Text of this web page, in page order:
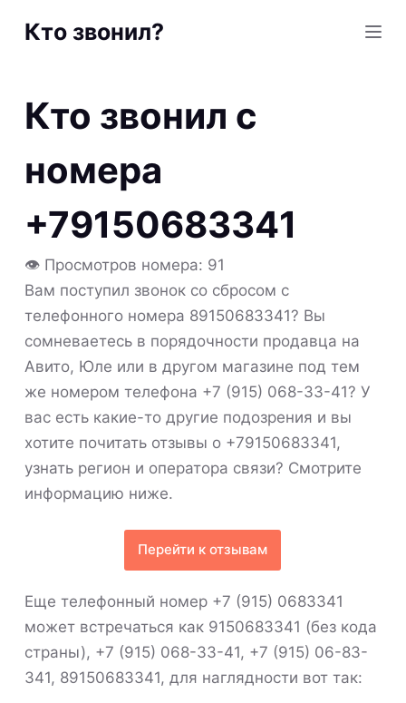
S
p
n
Кто звонил?
Кто звонил с
номера
+79150683341
👁 Просмотров номера: 91
Вам поступил звонок со сбросом с
телефонного номера 89150683341? Вы
сомневаетесь в порядочности продавца на
Авито, Юле или в другом магазине под тем
же номером телефона +7 (915) 068-33-41? У
вас есть какие-то другие подозрения и вы
хотите почитать отзывы о +79150683341,
узнать регион и оператора связи? Смотрите
информацию ниже.
Перейти к отзывам
Еще телефонный номер +7 (915) 0683341
может встречаться как 9150683341 (без кода
страны), +7 (915) 068-33-41, +7 (915) 06-83-
341, 89150683341, для наглядности вот так: